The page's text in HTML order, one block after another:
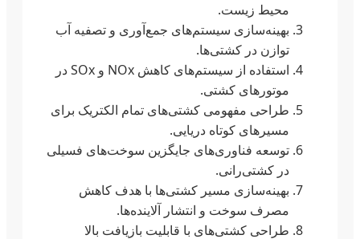
محیط زیست.
بهینه‌سازی سیستم‌های جمع‌آوری و تصفیه آب
توازن در کشتی‌ها.
استفاده از سیستم‌های کاهش NOx و SOx در
موتورهای کشتی.
طراحی مفهومی کشتی‌های تمام الکتریک برای
مسیرهای کوتاه دریایی.
توسعه فناوری‌های جایگزین سوخت‌های فسیلی
در کشتی‌رانی.
بهینه‌سازی مسیر کشتی‌ها با هدف کاهش
مصرف سوخت و انتشار آلاینده‌ها.
طراحی کشتی‌های با قابلیت بازیافت بالا